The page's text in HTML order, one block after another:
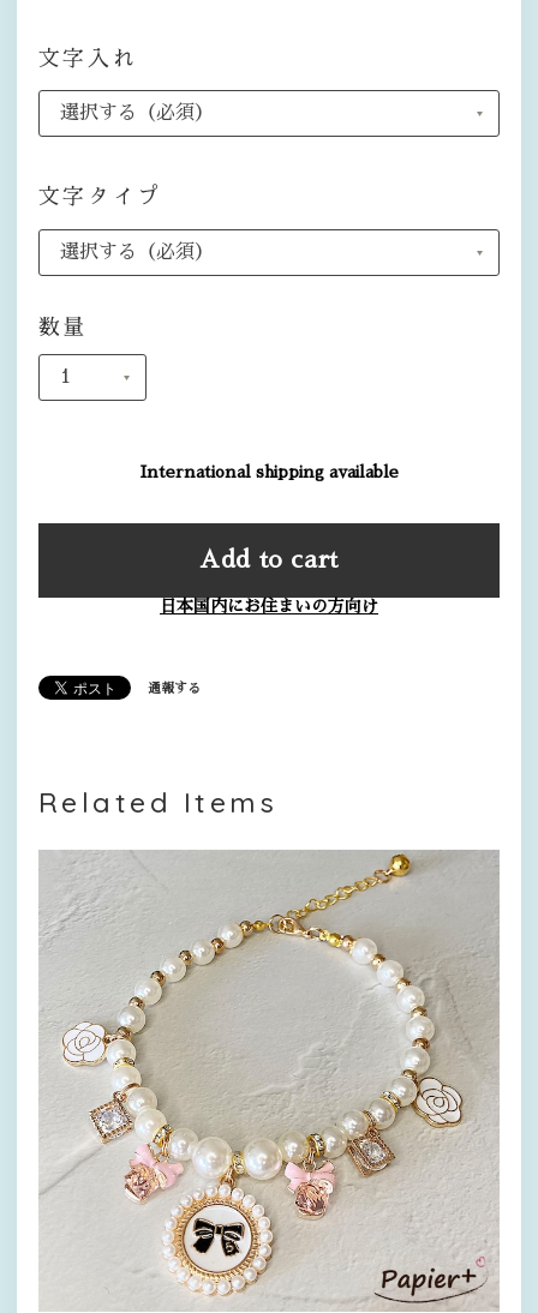
文字入れ
文字タイプ
数量
International shipping available
Add to cart
日本国内にお住まいの方向け
通報する
Related Items